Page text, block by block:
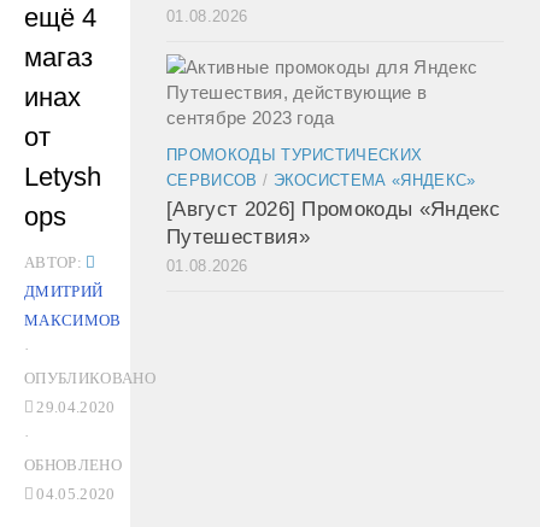
ещё 4
магаз
инах
от
Letysh
ops
АВТОР:
ДМИТРИЙ
МАКСИМОВ
·
ОПУБЛИКОВАНО
29.04.2020
·
ОБНОВЛЕНО
04.05.2020
01.08.2026
ПРОМОКОДЫ ТУРИСТИЧЕСКИХ
СЕРВИСОВ / ЭКОСИСТЕМА «ЯНДЕКС»
[Август 2026] Промокоды «Яндекс
Путешествия»
01.08.2026